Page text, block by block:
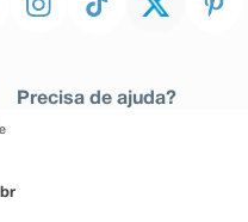
Precisa de ajuda?